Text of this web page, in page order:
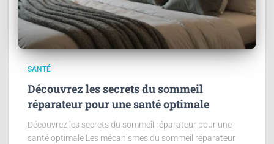
SANTÉ
Découvrez les secrets du sommeil
réparateur pour une santé optimale
Découvrez les secrets du sommeil réparateur pour une
santé optimale Les mécanismes du sommeil réparateur